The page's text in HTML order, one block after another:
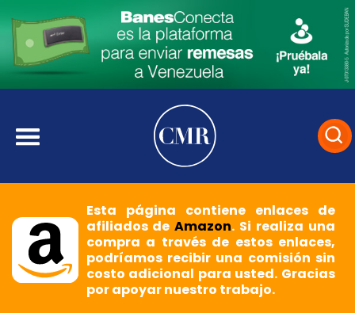
Esta página contiene enlaces de
afiliados deAmazon. Si realiza una
compra a través de estos enlaces,
podríamos recibir una comisión sin
costo adicional para usted. Gracias
por apoyar nuestro trabajo.